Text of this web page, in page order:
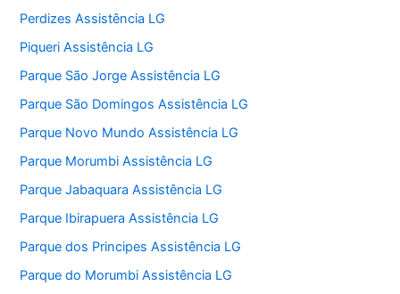
Perdizes Assistência LG
Piqueri Assistência LG
Parque São Jorge Assistência LG
Parque São Domingos Assistência LG
Parque Novo Mundo Assistência LG
Parque Morumbi Assistência LG
Parque Jabaquara Assistência LG
Parque Ibirapuera Assistência LG
Parque dos Principes Assistência LG
Parque do Morumbi Assistência LG